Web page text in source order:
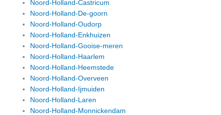
Noord-Holland-Castricum
Noord-Holland-De-goorn
Noord-Holland-Oudorp
Noord-Holland-Enkhuizen
Noord-Holland-Gooise-meren
Noord-Holland-Haarlem
Noord-Holland-Heemstede
Noord-Holland-Overveen
Noord-Holland-Ijmuiden
Noord-Holland-Laren
Noord-Holland-Monnickendam